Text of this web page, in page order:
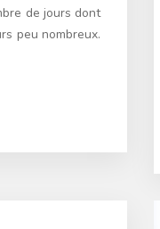
de jours dont
peu nombreux.